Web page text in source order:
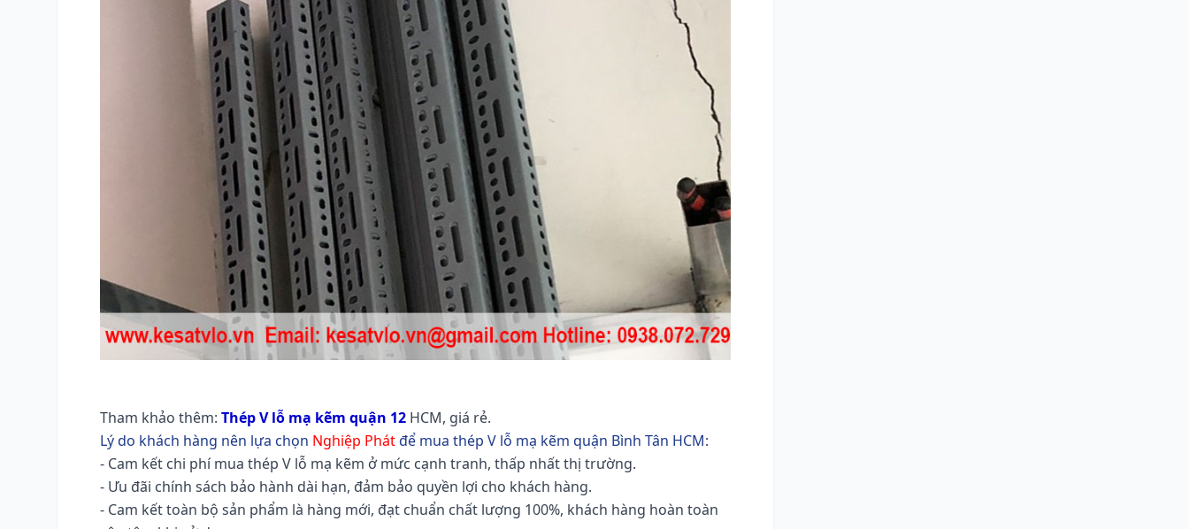
Tham khảo thêm: Thép V lỗ mạ kẽm quận 12 HCM, giá rẻ.
Lý do khách hàng nên lựa chọn Nghiệp Phátđể mua thép V lỗ mạ kẽm quận Bình Tân HCM:
- Cam kết chi phí mua thép V lỗ mạ kẽm ở mức cạnh tranh, thấp nhất thị trường.
- Ưu đãi chính sách bảo hành dài hạn, đảm bảo quyền lợi cho khách hàng.
- Cam kết toàn bộ sản phẩm là hàng mới, đạt chuẩn chất lượng 100%, khách hàng hoàn toàn